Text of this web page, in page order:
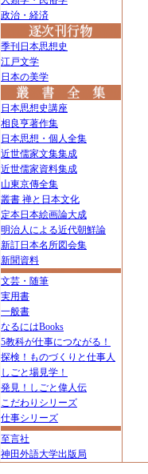
政治・経済
季刊日本思想史
江戸文学
日本の美学
日本思想史講座
相良亨著作集
日本思想・個人全集
近世儒家文集集成
近世儒家資料集成
山東京傳全集
叢書 禅と日本文化
定本日本絵画論大成
明治人による近代朝鮮論
新訂日本名所図会集
新聞資料
文芸・随筆
実用書
一般書
なるにはBooks
5教科が仕事につながる！
探検！ものづくりと仕事人
しごと場見学！
発見！しごと偉人伝
こだわりシリーズ
仕事シリーズ
至言社
神田外語大学出版局